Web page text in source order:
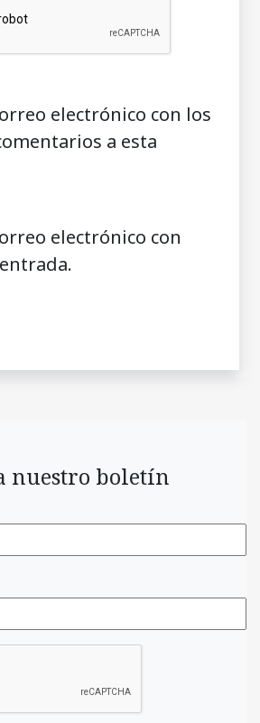
electrónico con los
a esta
electrónico con
nuestro boletín